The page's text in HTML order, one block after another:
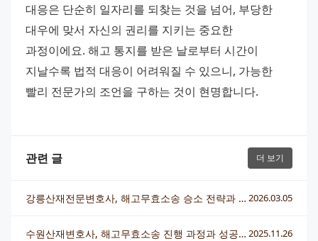
대응은 단순히 일자리를 되찾는 것을 넘어, 부당한
대우에 맞서 자신의 권리를 지키는 중요한
과정이에요. 해고 통지를 받은 날로부터 시간이
지날수록 법적 대응이 어려워질 수 있으니, 가능한
빨리 전문가의 조언을 구하는 것이 현명합니다.
관련 글 더 보기
강릉산재전문변호사, 해고무효소송 승소 전략과 대응법 알아보기 2026.03.05
수원산재변호사, 해고무효소송 진행 과정과 성공 전략 완벽 가이드 2025.11.26